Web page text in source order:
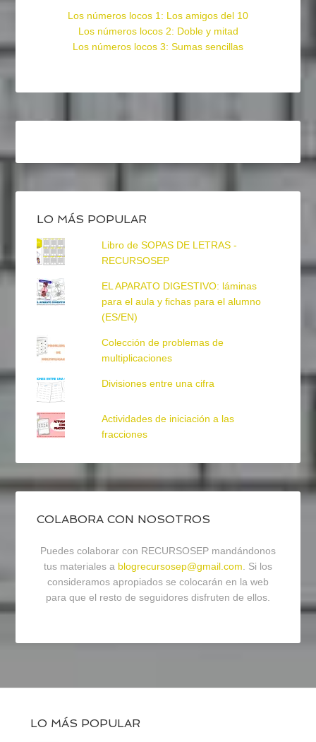
Los números locos 1: Los amigos del 10
Los números locos 2: Doble y mitad
Los números locos 3: Sumas sencillas
LO MÁS POPULAR
Libro de SOPAS DE LETRAS -
RECURSOSEP
EL APARATO DIGESTIVO: láminas
para el aula y fichas para el alumno
(ES/EN)
Colección de problemas de
multiplicaciones
Divisiones entre una cifra
Actividades de iniciación a las
fracciones
COLABORA CON NOSOTROS
Puedes colaborar con RECURSOSEP mandándonos
tus materiales a blogrecursosep@gmail.com. Si los
consideramos apropiados se colocarán en la web
para que el resto de seguidores disfruten de ellos.
LO MÁS POPULAR